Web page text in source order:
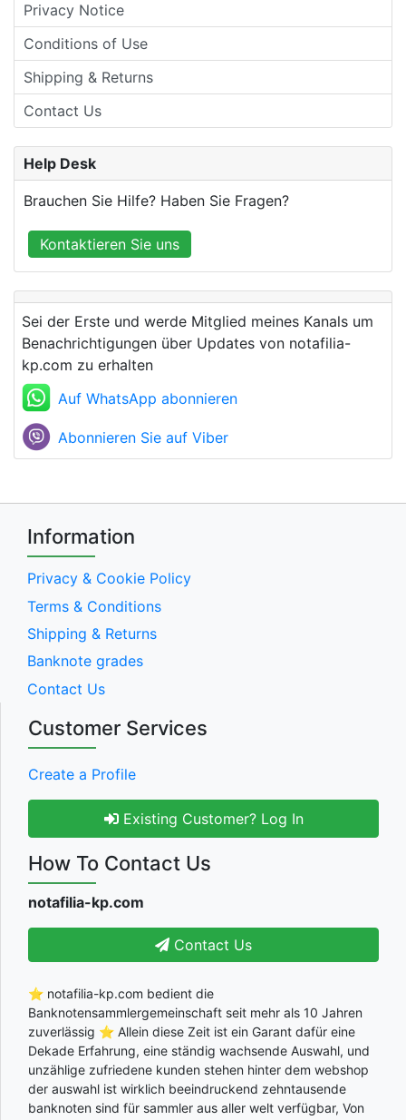
Privacy Notice
Conditions of Use
Shipping & Returns
Contact Us
Help Desk
Brauchen Sie Hilfe? Haben Sie Fragen?
Kontaktieren Sie uns
Sei der Erste und werde Mitglied meines Kanals um
Benachrichtigungen über Updates von notafilia-
kp.com zu erhalten
Auf WhatsApp abonnieren
Abonnieren Sie auf Viber
Information
Privacy & Cookie Policy
Terms & Conditions
Shipping & Returns
Banknote grades
Contact Us
Customer Services
Create a Profile
Existing Customer? Log In
How To Contact Us
notafilia-kp.com
Contact Us
⭐ notafilia-kp.com bedient die
Banknotensammlergemeinschaft seit mehr als 10 Jahren
zuverlässig ⭐ Allein diese Zeit ist ein Garant dafür eine
Dekade Erfahrung, eine ständig wachsende Auswahl, und
unzählige zufriedene kunden stehen hinter dem webshop
der auswahl ist wirklich beeindruckend zehntausende
banknoten sind für sammler aus aller welt verfügbar, Von